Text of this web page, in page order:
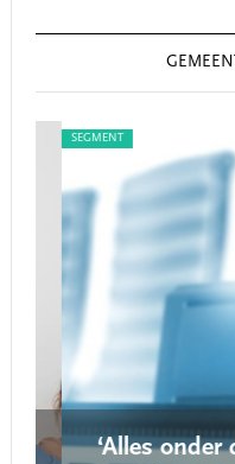
SEGMENT
‘Alles onder